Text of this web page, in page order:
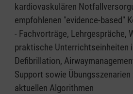
kardiovaskulären
empfohlenen "evidence-based"
- Fachvorträge, Lehrgespräche,
praktische Unterrichtseinheiten
Defibrillation,
Support sowie Übungsszenarien
aktuellen Algorithmen